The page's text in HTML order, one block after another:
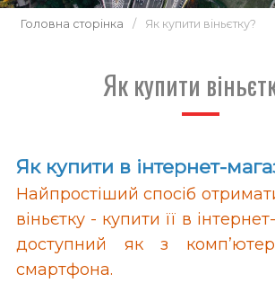
Головна сторінка / Як купити віньєтку?
Як купити
Як купити в інтернет-
Найпростіший спосіб
віньєтку - купити її в
доступний як з
смартфона.